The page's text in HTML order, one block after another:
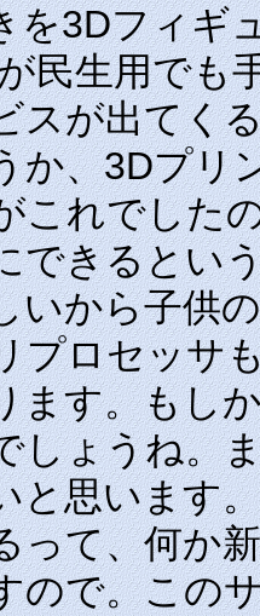
を3Dフィギ
民生用でも
スが出てく
か、3Dプリ
これでした
できるとい
いから子供
プロセッサ
ます。もし
しょうね。
と思います
って、何か
ので。この